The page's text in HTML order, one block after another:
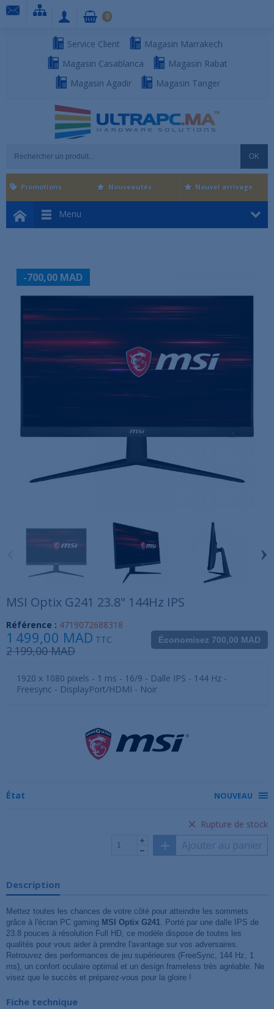
Service Client
Magasin Marrakech
Magasin Casablanca
Magasin Rabat
Magasin Agadir
Magasin Tanger
OK
0
Menu
Promotions Nouveautés Nouvel arrivage
-700,00 MAD
›
MSI Optix G241 23.8" 144Hz IPS
Référence : 4719072688318
Économisez 700,00 MAD
1 499,00 MAD TTC
2 199,00 MAD
1920 x 1080 pixels - 1 ms - 16/9 - Dalle IPS - 144 Hz -
Freesync - DisplayPort/HDMI - Noir
État NOUVEAU
Rupture de stock
Ajouter au panier
Description
Mettez toutes les chances de votre côté pour atteindre les sommets
grâce à l'écran PC gaming MSI Optix G241. Porté par une dalle IPS de
23.8 pouces à résolution Full HD, ce modèle dispose de toutes les
qualités pour vous aider à prendre l'avantage sur vos adversaires.
Retrouvez des performances de jeu supérieures (FreeSync, 144 Hz, 1
ms), un confort oculaire optimal et un design frameless très agréable. Ne
visez que le succès et préparez-vous pour la gloire !
Fiche technique